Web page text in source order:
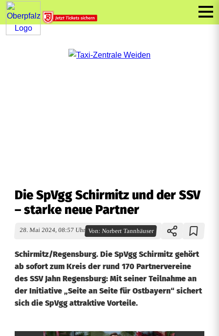
Die SpVgg Schirmitz und der SSV
– starke neue Partner
28. Mai 2024, 08:57 Uhr Von:Norbert Tannhäuser
Schirmitz/Regensburg. Die SpVgg Schirmitz gehört
ab sofort zum Kreis der rund 170 Partnervereine
des SSV Jahn Regensburg: Mit seiner Teilnahme an
der Initiative „Seite an Seite für Ostbayern“ sichert
sich die SpVgg attraktive Vorteile.